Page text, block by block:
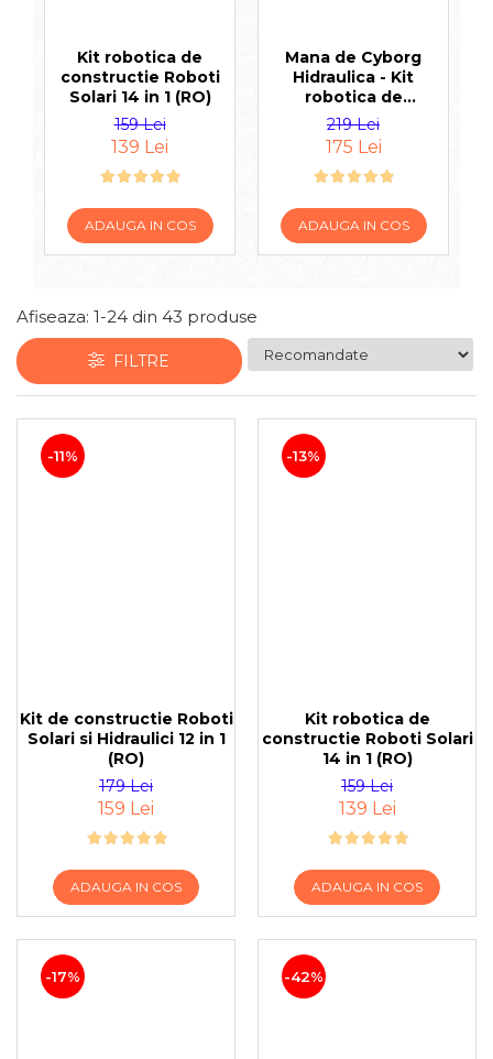
Carcassonne
Orchard Games
Jocuri cooperative
Jocuri de masa
Jocuri de societate in limba
romana
Vezi toate jocurile de societate
Kit robotica de
constructie Roboti
Solari 14 in 1 (RO)
159 Lei
139 Lei
ADAUGA IN COS
Mana de Cyborg
Hidraulica - Kit
robotica de
constructie (RO)
219 Lei
175 Lei
ADAUGA IN COS
Afiseaza: 1-24 din 43 produse
FILTRE
-11%
Kit de constructie Roboti
Solari si Hidraulici 12 in 1
(RO)
179 Lei
159 Lei
ADAUGA IN COS
-13%
Kit robotica de
constructie Roboti Solari
14 in 1 (RO)
159 Lei
139 Lei
ADAUGA IN COS
-17% -42%